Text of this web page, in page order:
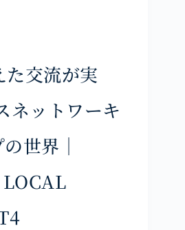
交流が実
ネットワーキ
世界｜